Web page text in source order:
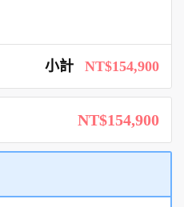
小計 NT$154,900
NT$154,900